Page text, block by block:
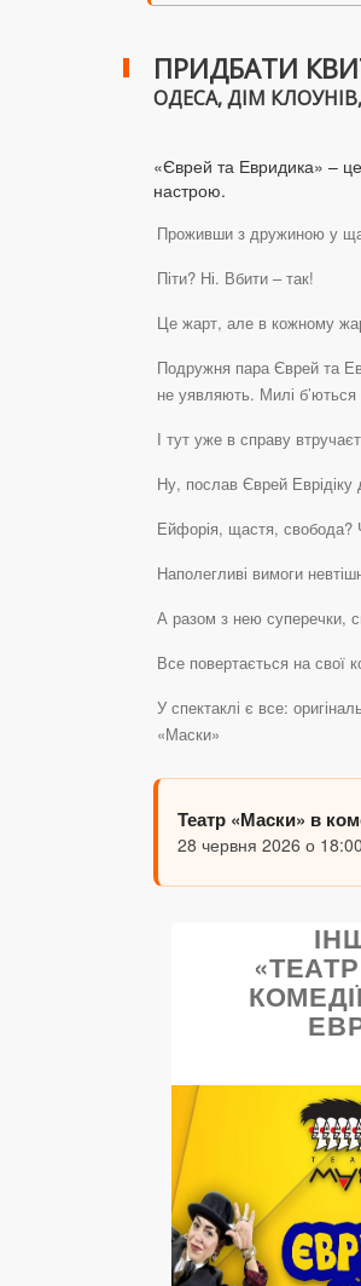
ПРИДБАТИ
ОДЕСА, ДІМ
«Єврей та Евридика» –
настрою.
Проживши з дружиною у
Піти? Ні. Вбити – так!
Це жарт, але в кожному
Подружня пара Єврей та
не уявляють. Милі б’ються
І тут уже в справу
Ну, послав Єврей
Ейфорія, щастя, свобода?
Наполегливі вимоги
А разом з нею суперечки,
Все повертається на свої
У спектаклі є все:
«Маски»
Театр «Маски» в
28 червня 2026 о